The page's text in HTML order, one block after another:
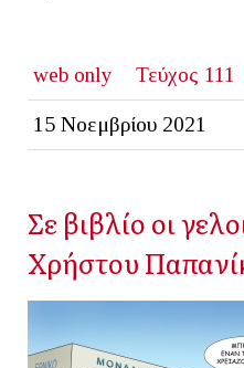
web only
Τεύχος 111
15 Νοεμβρίου 2021
Σε βιβλίο οι
Χρήστου